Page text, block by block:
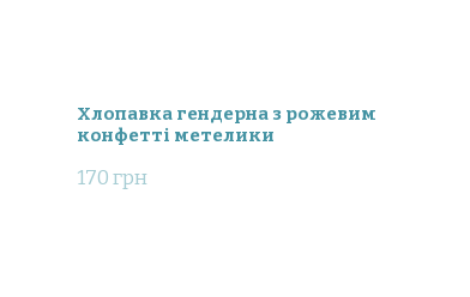
Хлопавка гендерна з рожевим
конфетті метелики
170 грн